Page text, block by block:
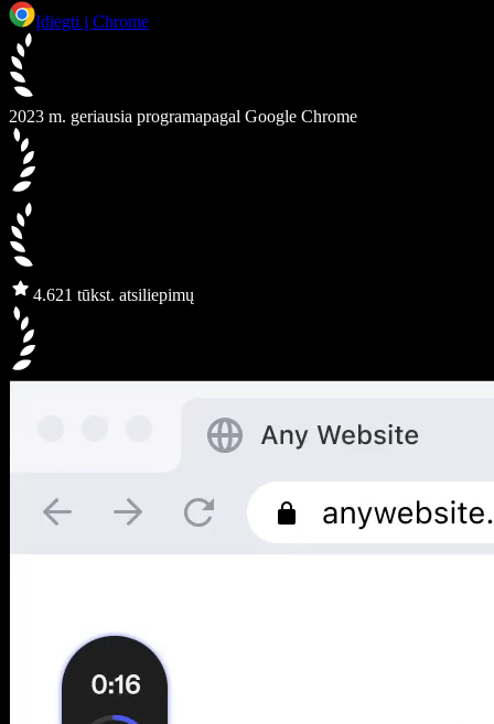
Įdiegti į Chrome
2023 m. geriausia programapagal Google Chrome
4.621 tūkst. atsiliepimų